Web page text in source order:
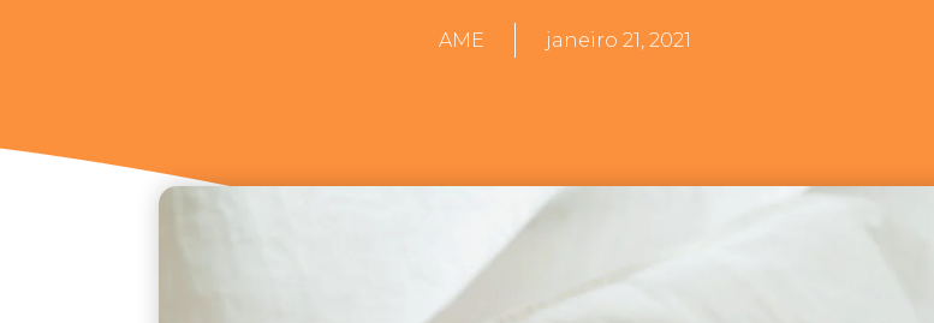
AME janeiro 21, 2021